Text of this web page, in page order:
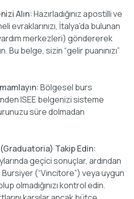
Alın:Hazırladığınız apostilli ve
evraklarınızı, İtalya’da bulunan
merkezleri) göndererek
Bu belge, sizin “gelir puanınızı”
Bölgesel burs
ISEE belgenizi sisteme
süre dolmadan
Takip Edin:
geçici sonuçlar, ardından
Bursiyer (“Vincitore”) veya uygun
olmadığınızı kontrol edin.